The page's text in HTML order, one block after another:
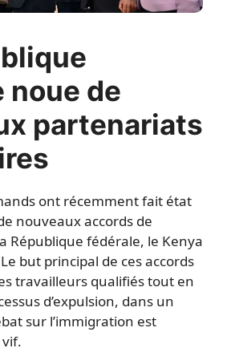
noue de
partenariats
ont récemment fait état
nouveaux accords de
République fédérale, le Kenya
but principal de ces accords
travailleurs qualifiés tout en
d’expulsion, dans un
sur l’immigration est